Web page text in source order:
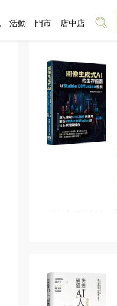
活動 門市 店中店